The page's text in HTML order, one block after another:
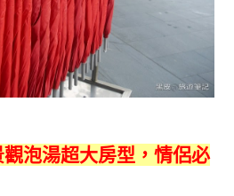
泡湯超大房型，情侶必